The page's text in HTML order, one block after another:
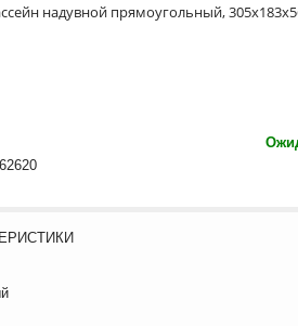
надувной прямоугольный,